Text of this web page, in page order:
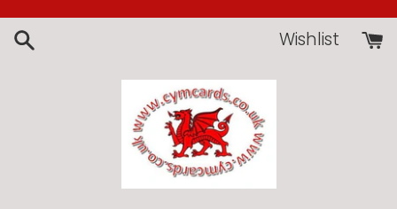
Ir
directamente
Wishlist